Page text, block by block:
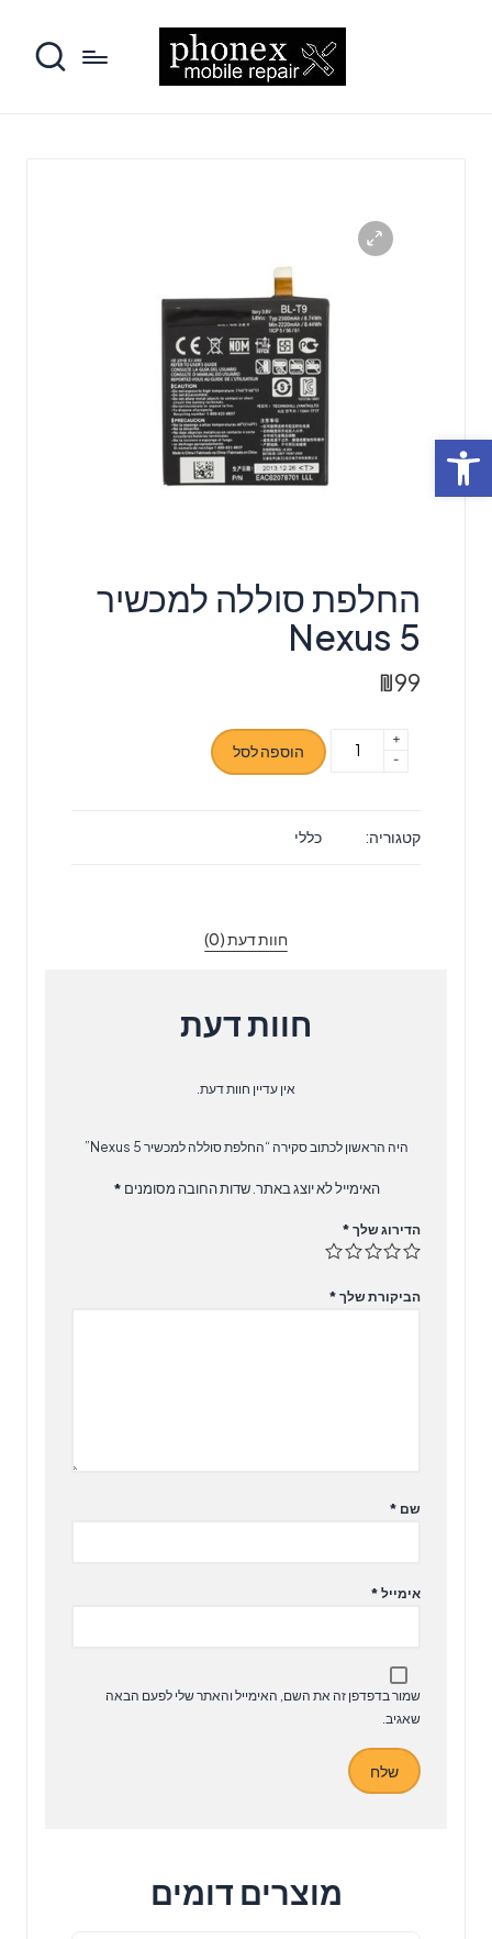
פתח סרגל נגישות
החלפת סוללה למכשיר
Nexus 5
₪99
כמות
למכשיר
-
+
הוספה לסל
קטגוריה: כללי
חוות דעת (0)
חוות דעת
אין עדיין חוות דעת.
היה הראשון לכתוב סקירה “החלפת סוללה למכשיר Nexus 5”
האימייל לא יוצג באתר. שדות החובה מסומנים *
הדירוג שלך *
הביקורת שלך *
שם *
אימייל *
שמור בדפדפן זה את השם, האימייל והאתר שלי לפעם הבאה
שאגיב.
מוצרים דומים